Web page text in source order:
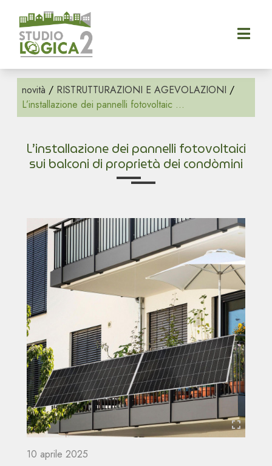
home
azienda
pronto
richiedi
novità
contatti
area
riservata
seguici
novità / RISTRUTTURAZIONI E AGEVOLAZIONI /
L’installazione dei pannelli fotovoltaic ...
L’installazione dei pannelli fotovoltaici
sui balconi di proprietà dei condòmini
10 aprile 2025
Categorie
DI
CIVILE
CONVIVENZA
AGEVOLAZIONI
Tags
110
50
50%
Bonus
90%
Servizi
Offerti
Superbonus